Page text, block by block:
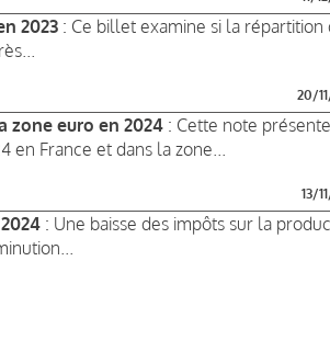
2023 : Ce billet examine si la répartition
20/
zone euro en 2024 : Cette note
France et dans la zone...
13/
: Une baisse des impôts sur la